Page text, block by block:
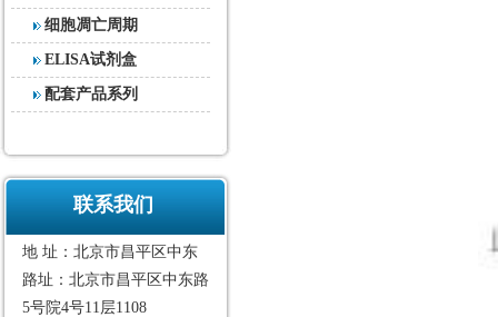
细胞凋亡周期
ELISA试剂盒
配套产品系列
联系我们
地 址：北京市昌平区中东
路址：北京市昌平区中东路
5号院4号11层1108